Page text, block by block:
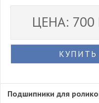
ЦЕНА: 700
КУПИТЬ
Подшипники для